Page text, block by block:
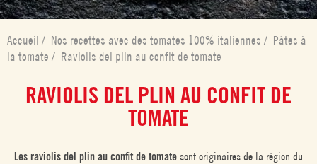
Accueil / Nos recettes avec des tomates 100% italiennes / Pâtes à
la tomate / Raviolis del plin au confit de tomate
RAVIOLIS DEL PLIN AU CONFIT DE
TOMATE
Les raviolis del plin au confit de tomate sont originaires de la région du